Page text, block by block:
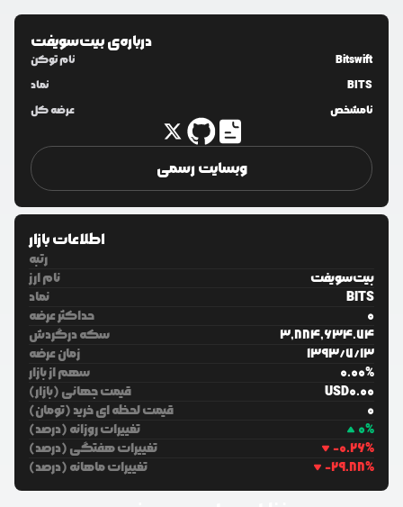
درباره‌یبیت‌سویفت
نام توکن
Bitswift
نماد
BITS
عرضه کل
نامشخص
وبسایت رسمی
اطلاعات بازار
رتبه
نام ارز
بیت‌سویفت
نماد
BITS
حداکثر عرضه
0
سکه درگردش
3,884,634.74
زمان عرضه
1393/7/13
سهم از بازار
0.00%
قیمت جهانی (بازار)
USD0.00
قیمت لحظه ای خرید (تومان)
0
تغییرات روزانه (درصد)
0%
تغییرات هفتگی (درصد)
-0.26%
تغییرات ماهانه (درصد)
-29.88%